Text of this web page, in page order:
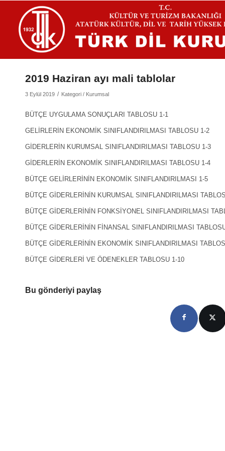
2019 Haziran ayı mali tablolar
3 Eylül 2019 / Kategori / Kurumsal
BÜTÇE UYGULAMA SONUÇLARI TABLOSU 1-1
GELİRLERİN EKONOMİK SINIFLANDIRILMASI TABLOSU 1-2
GİDERLERİN KURUMSAL SINIFLANDIRILMASI TABLOSU 1-3
GİDERLERİN EKONOMİK SINIFLANDIRILMASI TABLOSU 1-4
BÜTÇE GELİRLERİNİN EKONOMİK SINIFLANDIRILMASI 1-5
BÜTÇE GİDERLERİNİN KURUMSAL SINIFLANDIRILMASI
BÜTÇE GİDERLERİNİN FONKSİYONEL SINIFLANDIRILMASI
BÜTÇE GİDERLERİNİN FİNANSAL SINIFLANDIRILMASI
BÜTÇE GİDERLERİNİN EKONOMİK SINIFLANDIRILMASI
BÜTÇE GİDERLERİ VE ÖDENEKLER TABLOSU 1-10
Bu gönderiyi paylaş